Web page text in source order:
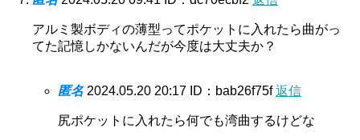
アルミ製ボディの薄型ってポケットに入れたら曲がっ
てた記憶しかないんだが今度は大丈夫か？
匿名 2024.05.20 20:17 ID：bab26f75f返信
尻ポケットに入れたら何でも湾曲するけどな